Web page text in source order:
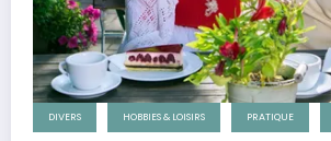
DIVERS HOBBIES & LOISIRS PRATIQUE